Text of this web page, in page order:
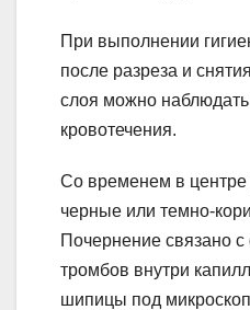
При выполнении
после разреза и
слоя можно
кровотечения.
Со временем в центре
черные или темно-
Почернение связано
тромбов внутри
шипицы под